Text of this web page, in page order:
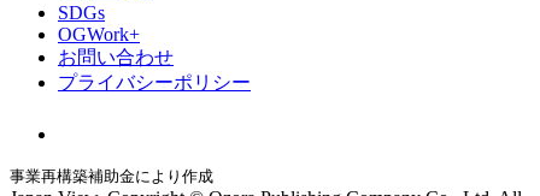
SDGs
OGWork+
お問い合わせ
プライバシーポリシー
事業再構築補助金により作成